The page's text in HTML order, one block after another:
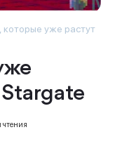
которые уже растут